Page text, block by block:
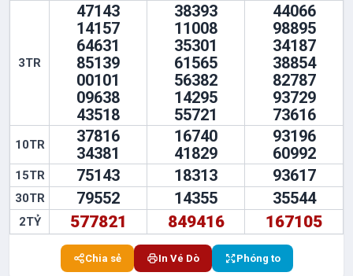
3TR
47143
14157
64631
85139
00101
09638
43518
38393
11008
35301
61565
56382
14295
55721
44066
98895
34187
38854
82787
93729
73616
10TR
37816
34381
16740
41829
93196
60992
15TR 75143 18313 93617
30TR 79552 14355 35544
2TỶ 577821 849416 167105
Chia sẻ In Vé Dò Phóng to